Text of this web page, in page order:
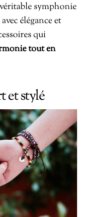
symphonie
élégance et
qui
tout en
et stylé